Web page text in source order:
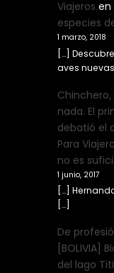
Viajeros en
especies
1 marzo, 2018
[…]
aves
nada. El
debatió el
Para
no es
1 junio, 2017
[…]
[…]
De
[BOLIVIA]
del lago